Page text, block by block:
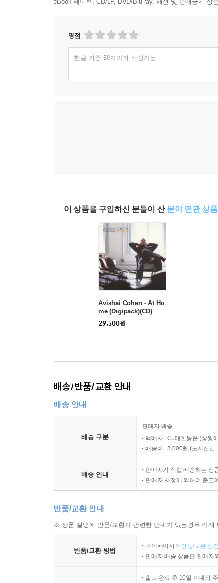
eBook 페이백, CD/LP, DVD/Blu-ray, 패션 및 판매금지 상
평점
한글 기준 50자까지 작성가능
이 상품을 구입하신 분들이 산 분야 연관 상품
Avishai Cohen - At Ho
me (Digipack)(CD)
29,500원
배송/반품/교환 안내
배송 안내
배송 구분
판매자 배송
택배사 : CJ대한통운 (상황
배송비 : 3,000원 (도서산간
배송 안내
판매자가 직접 배송하는 상
판매자 사정에 의하여 출고
반품/교환 안내
※ 상품 설명에 반품/교환과 관련한 안내가 있는경우 아
반품/교환 방법
마이페이지 > 반품/교환 신
판매자 배송 상품은 판매자
출고 완료 후 10일 이내의